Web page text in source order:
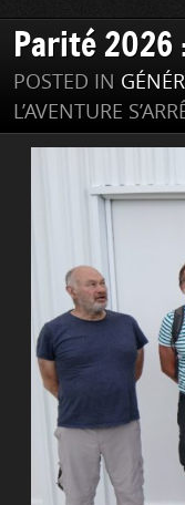
Parité 2026
POSTED IN
L’AVENTURE